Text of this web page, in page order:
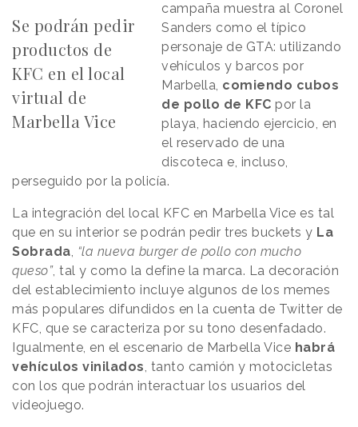
Se podrán pedir
productos de
KFC en el local
virtual de
Marbella Vice
campaña muestra al Coronel
Sanders como el típico
personaje de GTA: utilizando
vehículos y barcos por
Marbella, comiendo cubos
de pollo de KFC por la
playa, haciendo ejercicio, en
el reservado de una
discoteca e, incluso,
perseguido por la policía.
La integración del local KFC en Marbella Vice es tal
que en su interior se podrán pedir tres buckets y La
Sobrada, “la nueva burger de pollo con mucho
queso”, tal y como la define la marca. La decoración
del establecimiento incluye algunos de los memes
más populares difundidos en la cuenta de Twitter de
KFC, que se caracteriza por su tono desenfadado.
Igualmente, en el escenario de Marbella Vice habrá
vehículos vinilados, tanto camión y motocicletas
con los que podrán interactuar los usuarios del
videojuego.